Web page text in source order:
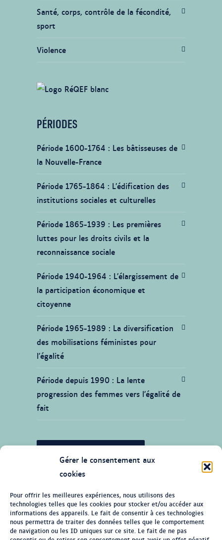
Gérer le consentement aux
cookies
Pour offrir les meilleures expériences, nous utilisons des
technologies telles que les cookies pour stocker et/ou accéder aux
informations des appareils. Le fait de consentir à ces technologies
nous permettra de traiter des données telles que le comportement
de navigation ou les ID uniques sur ce site. Le fait de ne pas
Santé, corps, contrôle de la fécondité,
sport
Violence
PÉRIODES
Période 1600-1764
Les bâtisseuses de
la Nouvelle-France
Période 1765-1864
L’édification des
institutions sociales et culturelles
Période 1865-1939
Les premières
luttes pour les droits civils et la
reconnaissance sociale
Période 1940-1964
L’élargissement de
la participation économique et
citoyenne
Période 1965-1989
La diversification
des mobilisations féministes pour
l’égalité
Période depuis 1990 La lente
progression des femmes vers l’égalité de
fait
© Tous droits réservés 2026 Ligne du
temps de l'histoire des femmes au
Québec